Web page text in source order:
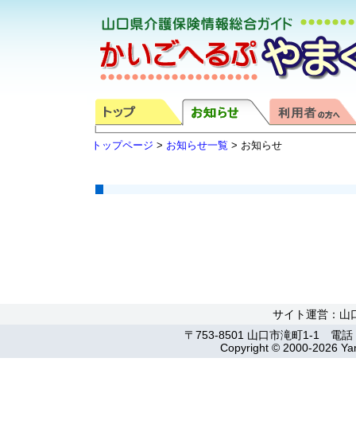
トップページ > お知らせ一覧 > お知らせ
サイト運営：山
〒753-8501 山口市滝町1-1 電
Copyright © 2000-2026